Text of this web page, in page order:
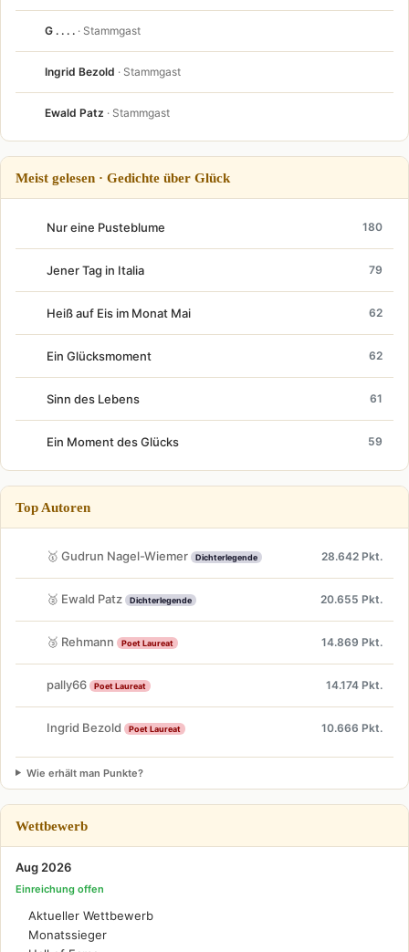
G . . . . · Stammgast
Ingrid Bezold · Stammgast
Ewald Patz · Stammgast
Meist gelesen · Gedichte über Glück
Nur eine Pusteblume 180
Jener Tag in Italia 79
Heiß auf Eis im Monat Mai 62
Ein Glücksmoment 62
Sinn des Lebens 61
Ein Moment des Glücks 59
Top Autoren
🥇 Gudrun Nagel-Wiemer Dichterlegende 28.642 Pkt.
🥈 Ewald Patz Dichterlegende 20.655 Pkt.
🥉 Rehmann Poet Laureat 14.869 Pkt.
pally66 Poet Laureat 14.174 Pkt.
Ingrid Bezold Poet Laureat 10.666 Pkt.
Wie erhält man Punkte?
Wettbewerb
Aug 2026
Einreichung offen
Aktueller Wettbewerb
Monatssieger